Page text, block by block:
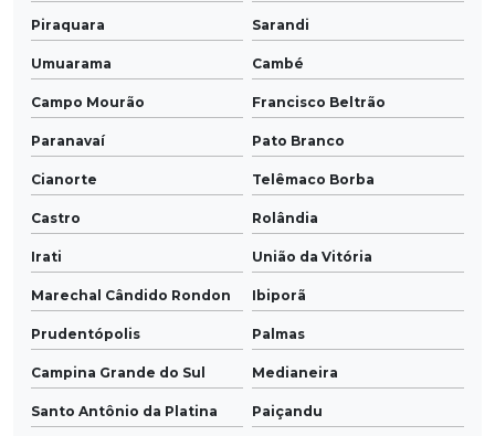
Piraquara Sarandi
Umuarama Cambé
Campo Mourão Francisco Beltrão
Paranavaí Pato Branco
Cianorte Telêmaco Borba
Castro Rolândia
Irati União da Vitória
Marechal Cândido Rondon Ibiporã
Prudentópolis Palmas
Campina Grande do Sul Medianeira
Santo Antônio da Platina Paiçandu